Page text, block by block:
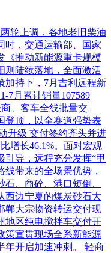
轮上调，各地老旧柴油
时，交通运输部、国家
《推动新能源重卡规模
则陆续落地，全面激活
加持下，7月吉利远程新
7月累计销量107589
、客车全线批量交
登顶，以全赛道强势表
升级 交付签约齐头并进
增长46.1%。面对宏观
导，远程充分发挥“甲
带来的全场景优势，
、商砼、港口短倒、
西边宁夏的煤炭砂石大
郸大宗物资转运交付现
地区纯电搅拌车交付开
策宣贯现场全系新能源
年开启加速冲刺。 轻商